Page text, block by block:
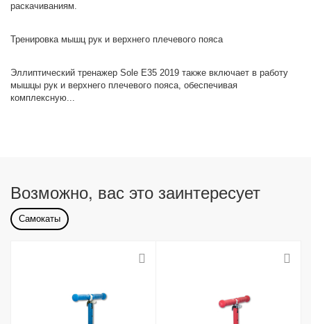
раскачиваниям.
Тренировка мышц рук и верхнего плечевого пояса
Эллиптический тренажер Sole E35 2019 также включает в работу
мышцы рук и верхнего плечевого пояса, обеспечивая
комплексную...
Возможно, вас это заинтересует
Самокаты